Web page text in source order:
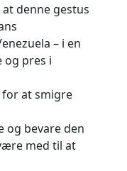
denne gestus
– i en
og pres i
for at smigre
og bevare den
med til at